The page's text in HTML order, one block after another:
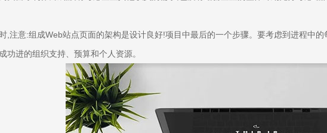
,注意:组成Web站点页面的架构是设计良好!项目中最后的一个步骤。要考虑到进程中
功进的组织支持、预算和个人资源。